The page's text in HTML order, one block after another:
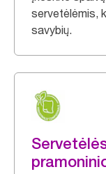
servetėlėmis,
savybių.